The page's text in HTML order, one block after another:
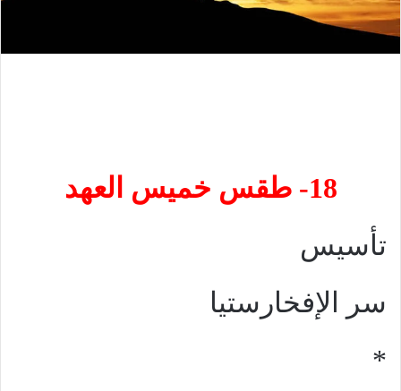
18- طقس خميس العهد
تأسيس
سر الإفخارستيا
*